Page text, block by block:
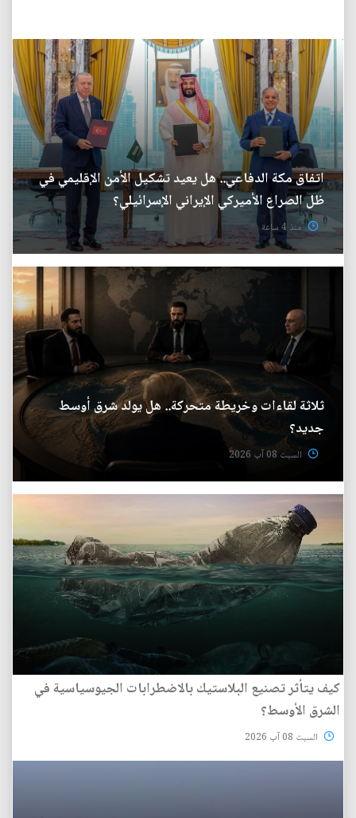
اتفاق مكة الدفاعي.. هل يعيد تشكيل الأمن الإقليمي في
ظل الصراع الأميركي الإيراني الإسرائيلي؟
منذ 4 ساعة
ثلاثة لقاءات وخريطة متحركة.. هل يولد شرق أوسط
جديد؟
السبت 08 آب 2026
كيف يتأثر تصنيع البلاستيك بالاضطرابات الجيوسياسية في
الشرق الأوسط؟
السبت 08 آب 2026